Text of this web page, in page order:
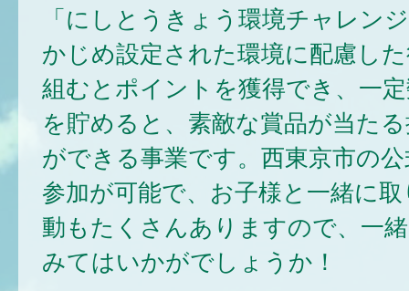
「にしとうきょう環境チャレン
かじめ設定された環境に配慮し
組むとポイントを獲得でき、一
を貯めると、素敵な賞品が当た
ができる事業です。西東京市の
参加が可能で、お子様と一緒に
動もたくさんありますので、一
みてはいかがでしょうか！